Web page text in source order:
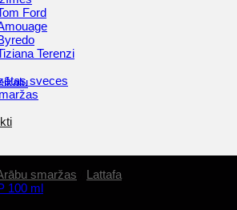
Ford
Terenzi
sveces
smaržas Lattafa